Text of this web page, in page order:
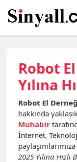
Robot
Yılına
Robot El
hakkında
Muhabir
İnternet,
2025 Yılına Hızlı